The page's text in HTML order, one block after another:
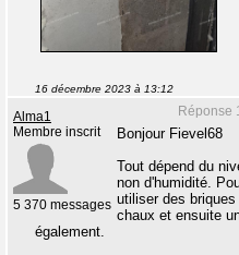
16 décembre 2023 à 13:12
Réponse
Alma1
Membre inscrit
5 370 messages
Bonjour Fievel68
Tout dépend du
non d'humidité.
utiliser des
chaux et ensuite
également.